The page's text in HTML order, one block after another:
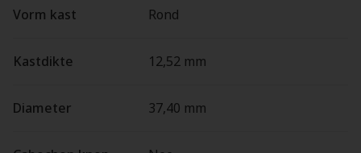
Vorm kast Rond
Kastdikte 12,52 mm
Diameter 37,40 mm